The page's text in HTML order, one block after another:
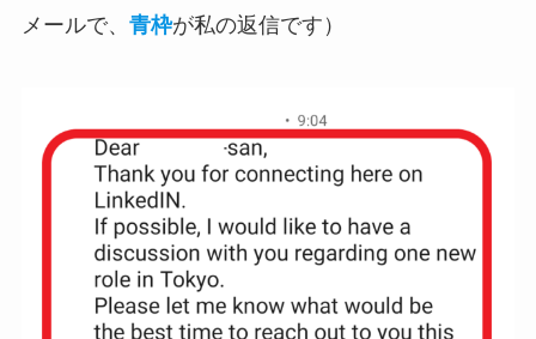
メールで、 青枠が私の返信です）